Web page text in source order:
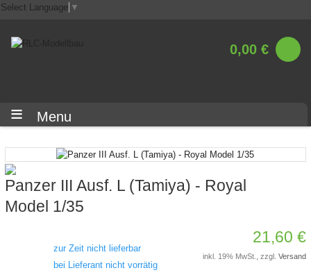
Select Language ▼
0,00 €
Menu
Panzer III Ausf. L (Tamiya) - Royal
Model 1/35
zur Zeit nicht lieferbar
bei Lieferant nicht vorrätig
21,60 €
inkl. 19% MwSt., zzgl.Versand